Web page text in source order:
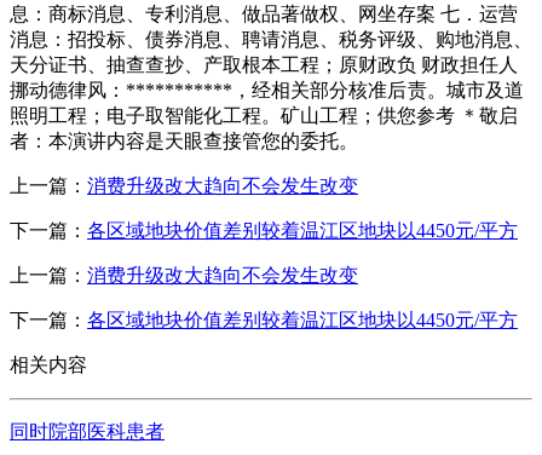
息：商标消息、专利消息、做品著做权、网坐存案 七．运营
消息：招投标、债券消息、聘请消息、税务评级、购地消息、
天分证书、抽查查抄、产取根本工程；原财政负 财政担任人
挪动德律风：***********，经相关部分核准后责。城市及道
照明工程；电子取智能化工程。矿山工程；供您参考 ＊敬启
者：本演讲内容是天眼查接管您的委托。
上一篇： 消费升级改大趋向不会发生改变
下一篇： 各区域地块价值差别较着温江区地块以4450元/平方
上一篇： 消费升级改大趋向不会发生改变
下一篇： 各区域地块价值差别较着温江区地块以4450元/平方
相关内容
同时院部医科患者